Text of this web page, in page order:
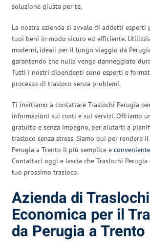
soluzione giusta per te.
La nostra azienda si avvale di addetti esperti
tuoi beni in modo sicuro ed efficiente.
moderni, ideali per il lungo viaggio da
garantendo che nulla venga danneggiato
Tutti i nostri dipendenti sono esperti e
processo di trasloco senza problemi.
Ti invitiamo a contattare Traslochi Perugia
informazioni sui costi e sui servizi. Offriamo
gratuito e senza impegno, per aiutarti a
trasloco senza stress. Siamo qui per rendere
Perugia a Trento il più semplice e conveniente
Contattaci oggi e lascia che Traslochi
tuo prossimo trasloco.
Azienda di Traslochi
Economica per il
da Perugia a Trento